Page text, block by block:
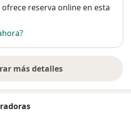
reserva online en esta
más detalles
sobre la dirección